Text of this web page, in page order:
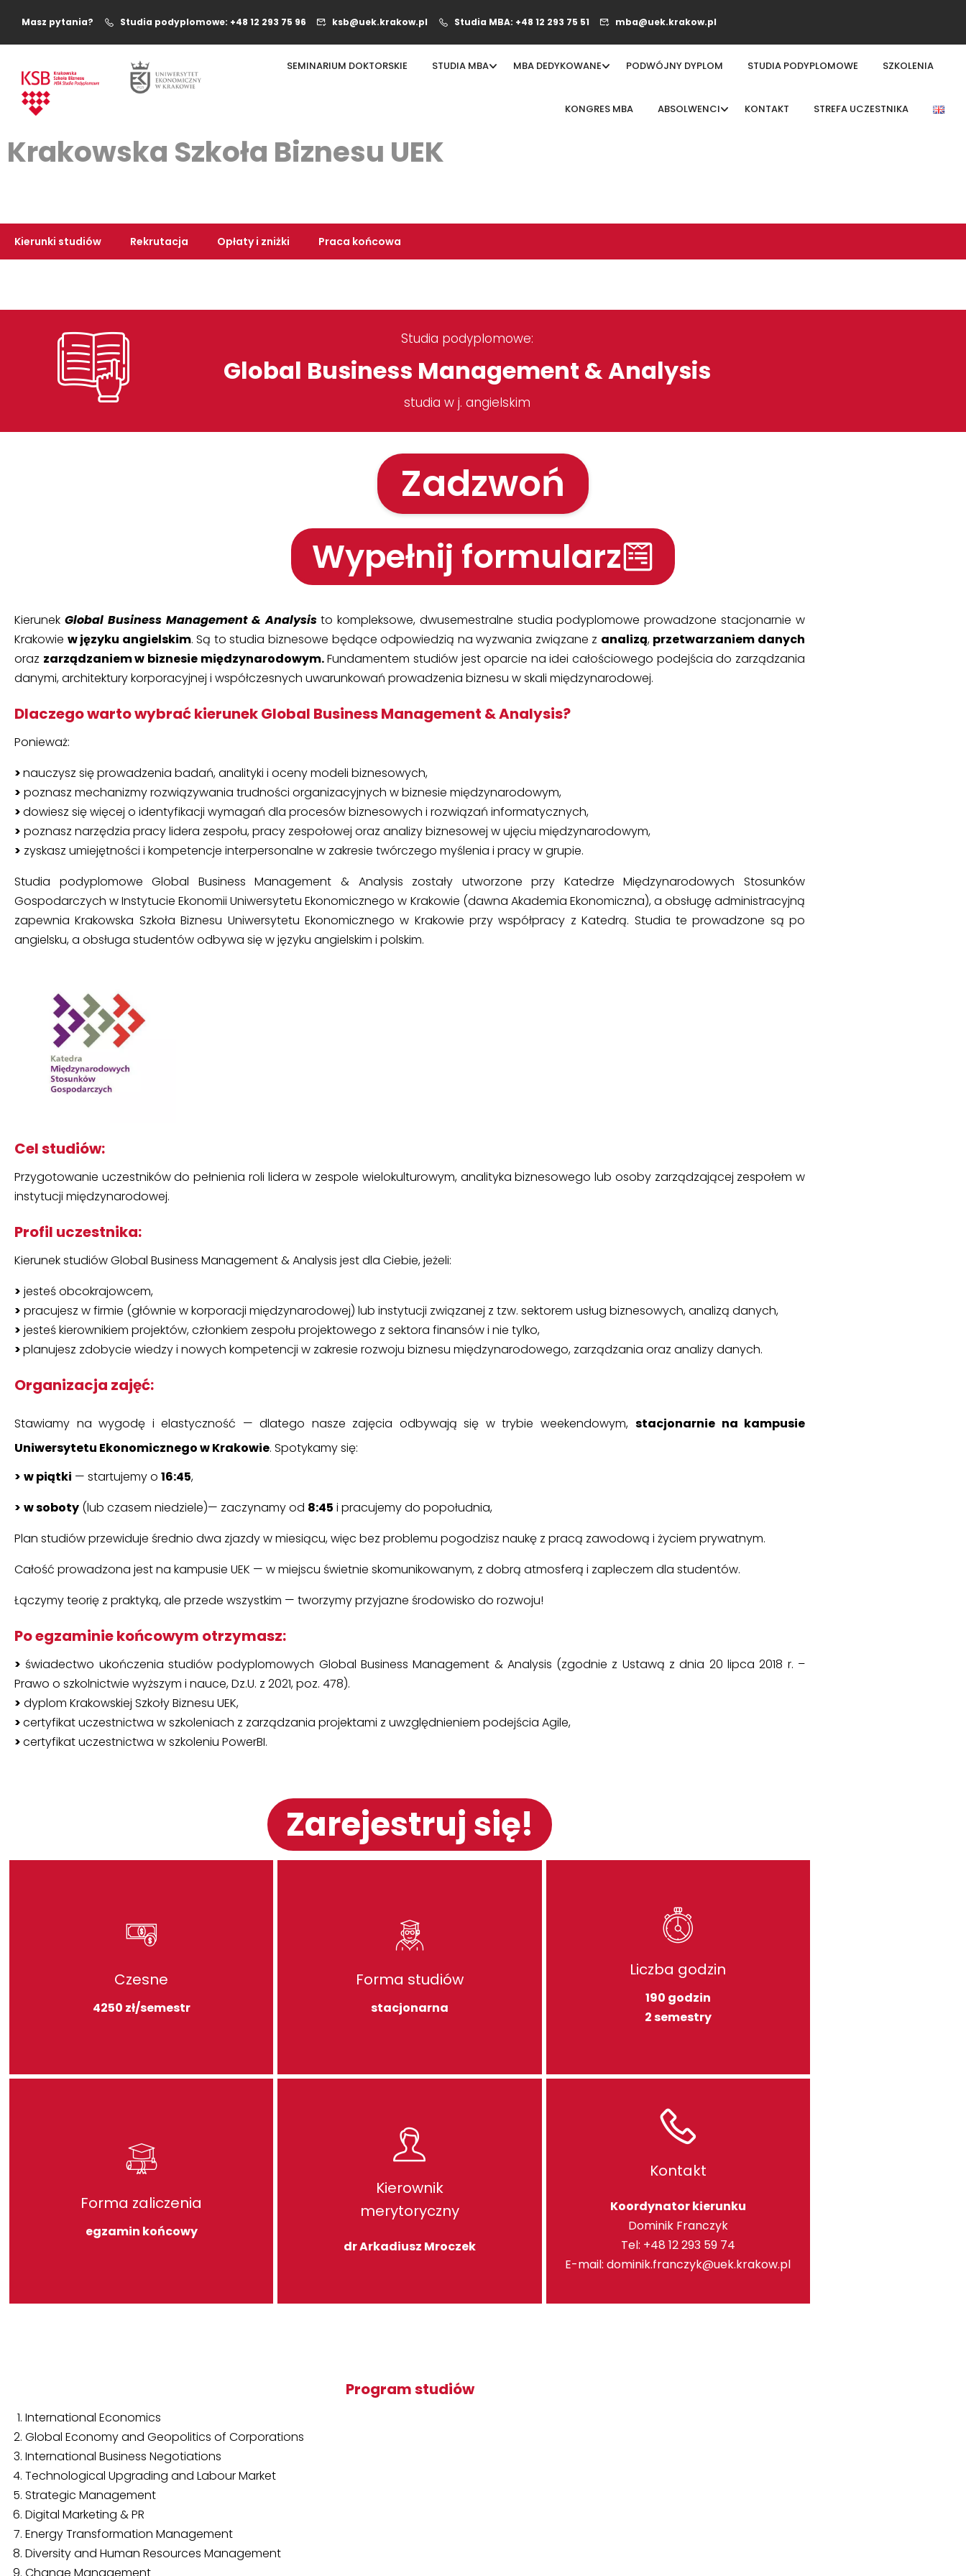
Masz pytania? Studia podyplomowe: +48 12 293 75 96 ksb@uek.krakow.pl Studia MBA: +48 12 293 75 51 mba@uek.krakow.pl
SEMINARIUM DOKTORSKIE STUDIA MBA MBA DEDYKOWANE PODWÓJNY DYPLOM STUDIA PODYPLOMOWE SZKOLENIA
KONGRES MBA ABSOLWENCI KONTAKT STREFA UCZESTNIKA
Krakowska Szkoła Biznesu UEK
Kierunki studiów Rekrutacja Opłaty i zniżki Praca końcowa
Studia podyplomowe:
Global Business Management & Analysis
studia w j. angielskim
Zadzwoń
Wypełnij formularz
Kierunek Global Business Management & Analysis to kompleksowe, dwusemestralne studia podyplomowe prowadzone stacjonarnie w
Krakowie w języku angielskim. Są to studia biznesowe będące odpowiedzią na wyzwania związane z analizą, przetwarzaniem danych
oraz zarządzaniem w biznesie międzynarodowym.Fundamentem studiów jest oparcie na idei całościowego podejścia do zarządzania
danymi, architektury korporacyjnej i współczesnych uwarunkowań prowadzenia biznesu w skali międzynarodowej.
Dlaczego warto wybrać kierunek Global Business Management & Analysis?
Ponieważ:
>nauczysz się prowadzenia badań, analityki i oceny modeli biznesowych,
> poznasz mechanizmy rozwiązywania trudności organizacyjnych w biznesie międzynarodowym,
>dowiesz się więcej o identyfikacji wymagań dla procesów biznesowych i rozwiązań informatycznych,
> poznasz narzędzia pracy lidera zespołu, pracy zespołowej oraz analizy biznesowej w ujęciu międzynarodowym,
> zyskasz umiejętności i kompetencje interpersonalne w zakresie twórczego myślenia i pracy w grupie.
Studia podyplomowe Global Business Management & Analysis zostały utworzone przy Katedrze Międzynarodowych Stosunków
Gospodarczych w Instytucie Ekonomii Uniwersytetu Ekonomicznego w Krakowie (dawna Akademia Ekonomiczna), a obsługę administracyjną
zapewnia Krakowska Szkoła Biznesu Uniwersytetu Ekonomicznego w Krakowie przy współpracy z Katedrą. Studia te prowadzone są po
angielsku, a obsługa studentów odbywa się w języku angielskim i polskim.
Cel studiów:
Przygotowanie uczestników do pełnienia roli lidera w zespole wielokulturowym, analityka biznesowego lub osoby zarządzającej zespołem w
instytucji międzynarodowej.
Profil uczestnika:
Kierunek studiów Global Business Management & Analysis jest dla Ciebie, jeżeli:
> jesteś obcokrajowcem,
> pracujesz w firmie (głównie w korporacji międzynarodowej) lub instytucji związanej z tzw. sektorem usług biznesowych, analizą danych,
> jesteś kierownikiem projektów, członkiem zespołu projektowego z sektora finansów i nie tylko,
>planujesz zdobycie wiedzy i nowych kompetencji w zakresie rozwoju biznesu międzynarodowego, zarządzania oraz analizy danych.
Organizacja zajęć:
Stawiamy na wygodę i elastyczność — dlatego nasze zajęcia odbywają się w trybie weekendowym, stacjonarnie na kampusie
Uniwersytetu Ekonomicznego w Krakowie. Spotykamy się:
> w piątki — startujemy o 16:45,
> w soboty (lub czasem niedziele)— zaczynamy od 8:45 i pracujemy do popołudnia,
Plan studiów przewiduje średnio dwa zjazdy w miesiącu, więc bez problemu pogodzisz naukę z pracą zawodową i życiem prywatnym.
Całość prowadzona jest na kampusie UEK — w miejscu świetnie skomunikowanym, z dobrą atmosferą i zapleczem dla studentów.
Łączymy teorię z praktyką, ale przede wszystkim — tworzymy przyjazne środowisko do rozwoju!
Po egzaminie końcowym otrzymasz:
> świadectwo ukończenia studiów podyplomowych Global Business Management & Analysis (zgodnie z Ustawą z dnia 20 lipca 2018 r. –
Prawo o szkolnictwie wyższym i nauce, Dz.U. z 2021, poz. 478).
> dyplom Krakowskiej Szkoły Biznesu UEK,
>certyfikat uczestnictwa w szkoleniach z zarządzania projektami z uwzględnieniem podejścia Agile,
>certyfikat uczestnictwa w szkoleniu PowerBI.
Zarejestruj się!
Czesne
4250 zł/semestr
Forma studiów
stacjonarna
Liczba godzin
190 godzin
2 semestry
Forma zaliczenia
egzamin końcowy
Kierownik
merytoryczny
dr Arkadiusz Mroczek
Kontakt
Koordynator kierunku
Dominik Franczyk
Tel: +48 12 293 59 74
E-mail:dominik.franczyk@uek.krakow.pl
Program studiów
International Economics
Global Economy and Geopolitics of Corporations
International Business Negotiations
Technological Upgrading and Labour Market
Strategic Management
Digital Marketing & PR
Energy Transformation Management
Diversity and Human Resources Management